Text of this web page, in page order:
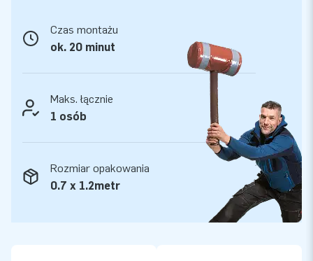
Czas montażu
ok. 20 minut
Maks. łącznie
1 osób
Rozmiar opakowania
0.7 x 1.2metr